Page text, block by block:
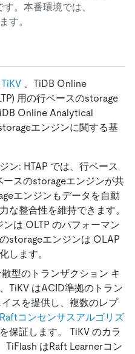
。本番環境では、
す。
TiKV 、TiDB Online
用の行ベースのstorage
Online Analytical
エンジンに関する基
ン: HTAP では、行ベース
スのstorageエンジンが共
エンジンもデータを自動
な整合性を維持できます。
は OLTP のパフォーマン
storageエンジンは OLAP
します。
型のトランザクション キ
TiKV はACID準拠のトラン
スを提供し、複数のレプ
Raftコンセンサスアルゴリズ
保証します。 TiKV のカラ
TiFlash はRaft Learnerコン